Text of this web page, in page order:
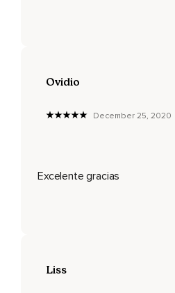
definida.
Significa que tenemos un día,
Nos levantamos por la mañana y
Ovidio
December 25, 2020
Excelente gracias
Liss